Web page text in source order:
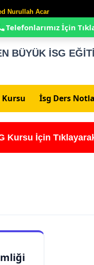
Nurullah Acar
BÜYÜK İSG
Kursu İsg Ders
Kursu İçin
Telefonlarımız İçin